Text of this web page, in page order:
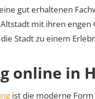
gut erhaltenen
mit ihren engen
Stadt zu einem
online in
ist die moderne